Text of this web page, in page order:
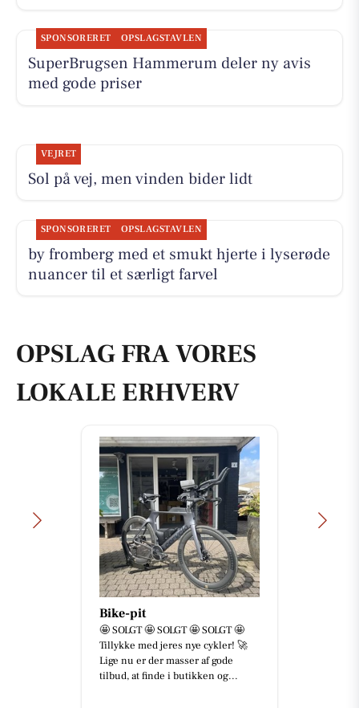
SPONSORERET OPSLAGSTAVLEN
SuperBrugsen Hammerum deler ny avis
med gode priser
VEJRET
Sol på vej, men vinden bider lidt
SPONSORERET OPSLAGSTAVLEN
by fromberg med et smukt hjerte i lyserøde
nuancer til et særligt farvel
OPSLAG FRA VORES
LOKALE ERHVERV
Bike-pit
🤩 SOLGT 🤩 SOLGT 🤩 SOLGT 🤩
Tillykke med jeres nye cykler! 🚀
Lige nu er der masser af gode
tilbud, at finde i butikken og...